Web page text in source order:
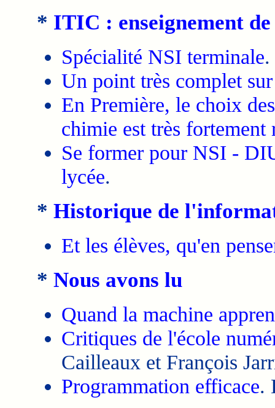
* ITIC : enseignement
Spécialité NSI terminale
Un point très complet
En Première, le choix
chimie est très fortement
Se former pour NSI -
lycée.
* Historique de
Et les élèves, qu'en
* Nous avons lu
Quand la machine
Critiques de l'école
Cailleaux et François
Programmation efficace.